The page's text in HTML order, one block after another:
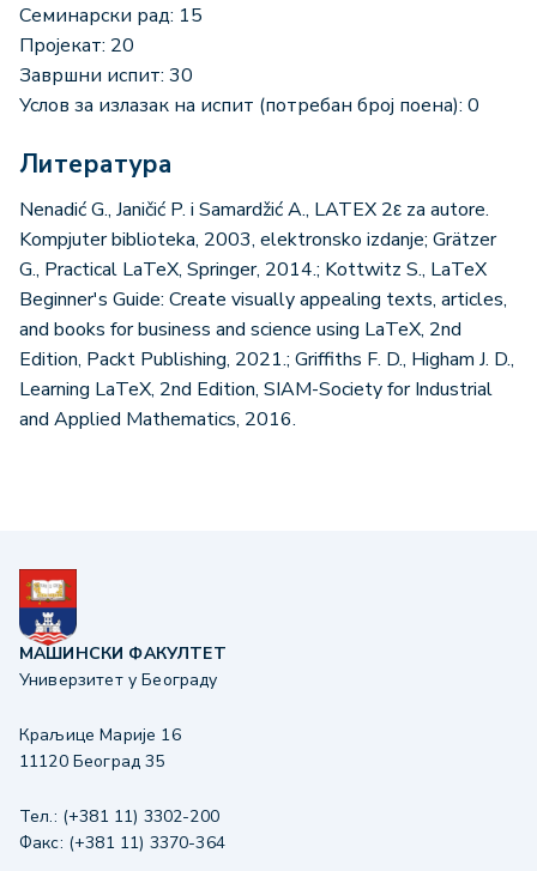
Семинарски рад: 15
Пројекат: 20
Завршни испит: 30
Услов за излазак на испит (потребан број поена): 0
Литература
Nenadić G., Janičić P. i Samardžić A., LATEX 2ε za autore.
Kompjuter biblioteka, 2003, elektronsko izdanje; Grätzer
G., Practical LaTeX, Springer, 2014.; Kottwitz S., LaTeX
Beginner's Guide: Create visually appealing texts, articles,
and books for business and science using LaTeX, 2nd
Edition, Packt Publishing, 2021.; Griffiths F. D., Higham J. D.,
Learning LaTeX, 2nd Edition, SIAM-Society for Industrial
and Applied Mathematics, 2016.
МАШИНСКИ ФАКУЛТЕТ
Универзитет у Београду
Краљице Марије 16
11120 Београд 35
Тел.: (+381 11) 3302-200
Факс: (+381 11) 3370-364